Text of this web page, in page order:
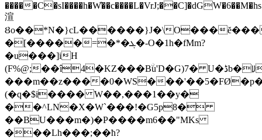
����
渲
Ȣo��*N�}cL������}J�\O���
�[�����=�*�ܓ�-O�1h�fMm?
�u���]iH
(F%@;��î4�KZ���Bۨu'D�G)7� U�ڈb�ꡨ�0lb�C��J@�,R�D�LU�qͿ��(�QQ���q��g�b%O��������
���m��z����0�WS�
(�q�$i���� W��,���1��y�
��^LN�X�W`���!�G5p8�
��BU���m�)�P����m6��"MKs
���Lh���;��ћ?